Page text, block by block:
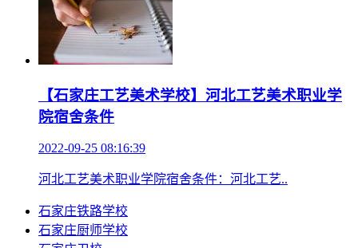
【石家庄工艺美术学校】河北工艺美术职业学
院宿舍条件
2022-09-25 08:16:39
河北工艺美术职业学院宿舍条件：河北工艺..
石家庄铁路学校
石家庄厨师学校